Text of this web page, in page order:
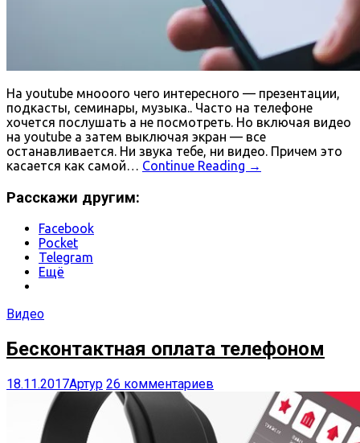
На youtube мнооого чего интересного — презентации,
подкасты, семинары, музыка.. Часто на телефоне
хочется послушать а не посмотреть. Но включая видео
на youtube а затем выключая экран — все
останавливается. Ни звука тебе, ни видео. Причем это
касается как самой… Continue Reading →
Расскажи другим:
Facebook
Pocket
Telegram
Ещё
Видео
Бесконтактная оплата телефоном
18.11.2017Артур 26 комментариев